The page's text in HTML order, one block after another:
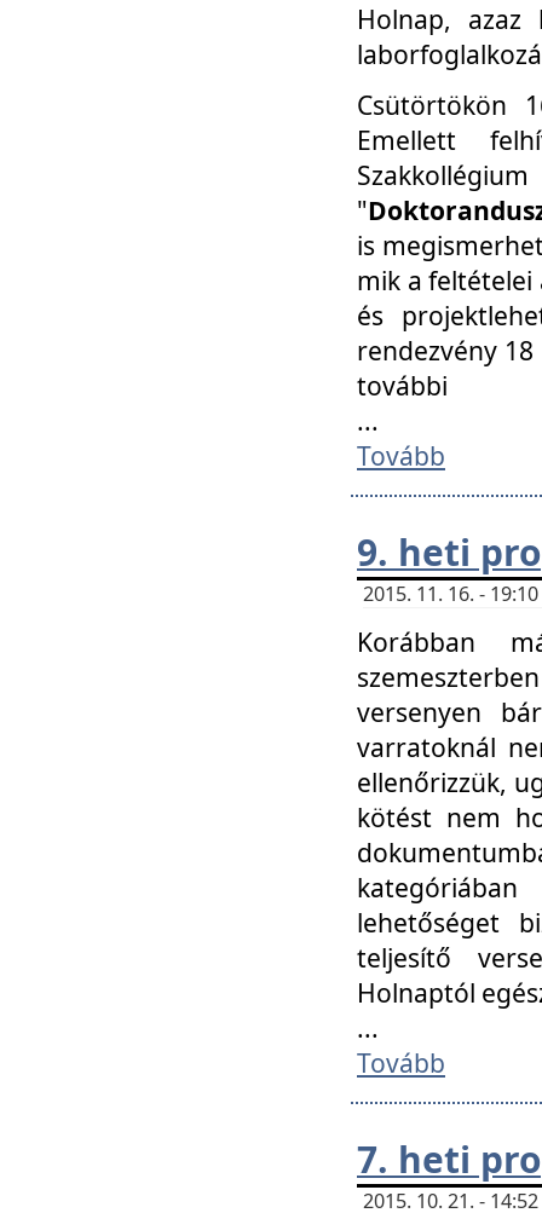
Holnap, azaz
Csütörtökön
Emellett
"
is
mik a feltételei
és
rendezvény
további
...
Tovább
9. heti
2015. 11. 16. -
Korábban
versenyen
varratoknál
ellenőrizzük,
kötést nem
lehetőséget
teljesítő
Holnaptól
...
Tovább
7. heti
2015. 10. 21. -